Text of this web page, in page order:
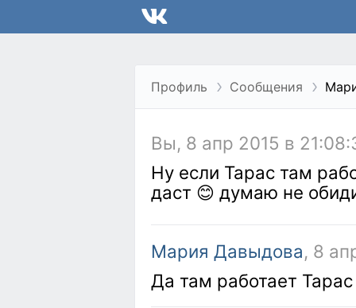
Профиль Сообщения
Вы, 8 апр 2015 в
Ну если Тарас там
даст 😊 думаю не
Мария Давыдова, 8
Да там работает Тарас